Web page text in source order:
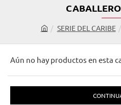
o
m
SERIE DEL CARIBE
Aún no hay productos en esta